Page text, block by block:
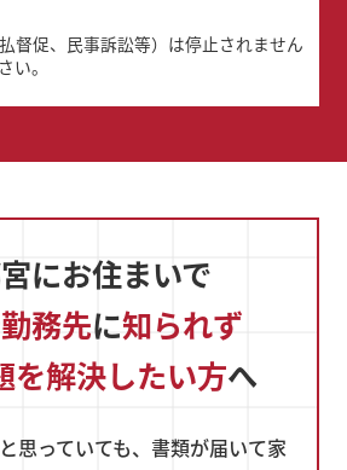
督促、民事訴訟等）は停止されません
い。
にお住まいで
勤務先に知られず
を解決したい方へ
思っていても、書類が届いて家